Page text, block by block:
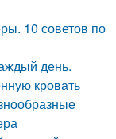
10 советов по
день.
кровать